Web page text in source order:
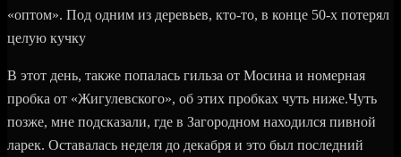
«оптом». Под одним из деревьев, кто-то, в конце 50-х потерял
целую кучку
В этот день, также попалась гильза от Мосина и номерная
пробка от «Жигулевского», об этих пробках чуть ниже.Чуть
позже, мне подсказали, где в Загородном находился пивной
ларек. Оставалась неделя до декабря и это был последний